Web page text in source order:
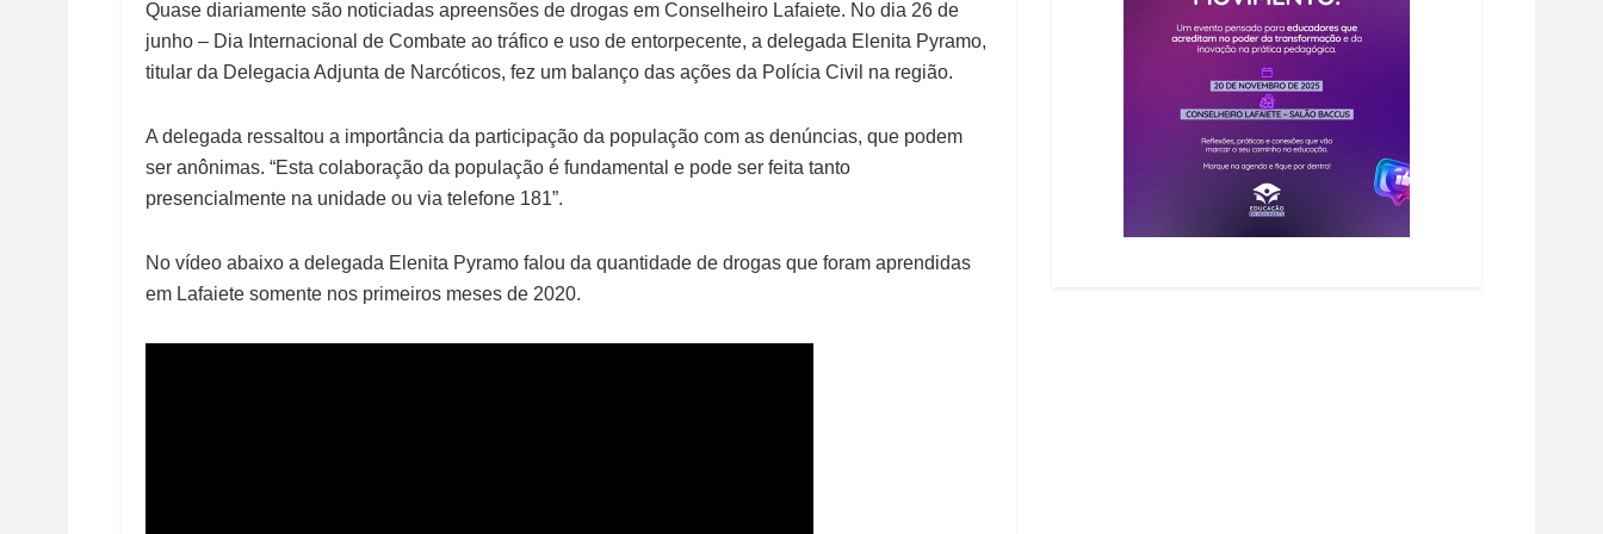
Quase diariamente são noticiadas apreensões de drogas em Conselheiro Lafaiete. No dia 26 de
junho – Dia Internacional de Combate ao tráfico e uso de entorpecente, a delegada Elenita Pyramo,
titular da Delegacia Adjunta de Narcóticos, fez um balanço das ações da Polícia Civil na região.
A delegada ressaltou a importância da participação da população com as denúncias, que podem
ser anônimas. “Esta colaboração da população é fundamental e pode ser feita tanto
presencialmente na unidade ou via telefone 181”.
No vídeo abaixo a delegada Elenita Pyramo falou da quantidade de drogas que foram aprendidas
em Lafaiete somente nos primeiros meses de 2020.